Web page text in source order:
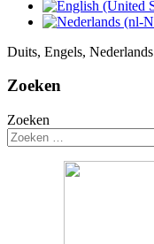
Duits, Engels, Nederlands
Zoeken
Zoeken